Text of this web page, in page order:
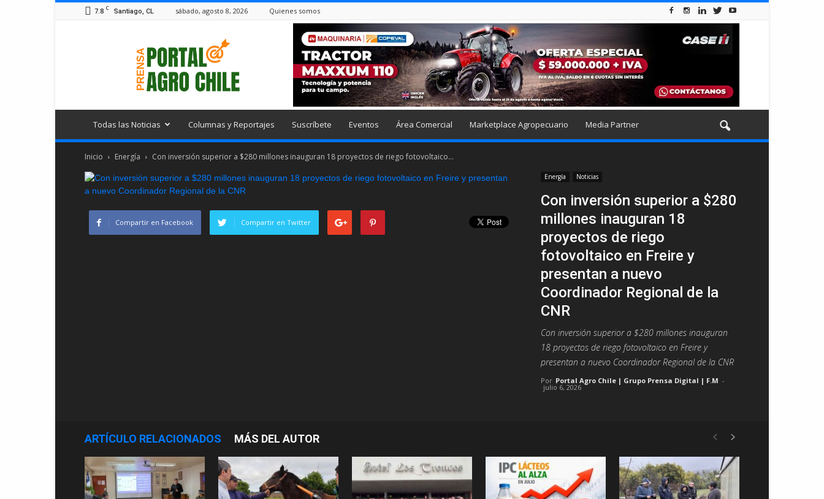
7.8 C Santiago, CL sábado, agosto 8, 2026 Quienes somos
Todas las Noticias Columnas y Reportajes Suscríbete Eventos Área Comercial Marketplace Agropecuario Media Partner
Inicio Energía Con inversión superior a $280 millones inauguran 18 proyectos de riego fotovoltaico...
Energía Noticias
Con inversión superior a $280
millones inauguran 18
proyectos de riego
fotovoltaico en Freire y
presentan a nuevo
Coordinador Regional de la
CNR
Con inversión superior a $280 millones inauguran
18 proyectos de riego fotovoltaico en Freire y
presentan a nuevo Coordinador Regional de la CNR
Por Portal Agro Chile | Grupo Prensa Digital | F.M -
julio 6, 2026
Compartir en Facebook Compartir en Twitter
ARTÍCULO RELACIONADOS MÁS DEL AUTOR